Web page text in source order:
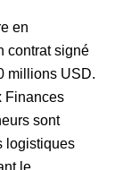
en
contrat signé
millions USD.
Finances
sont
logistiques
le